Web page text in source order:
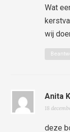
Wat
wij
Anita
18
deze